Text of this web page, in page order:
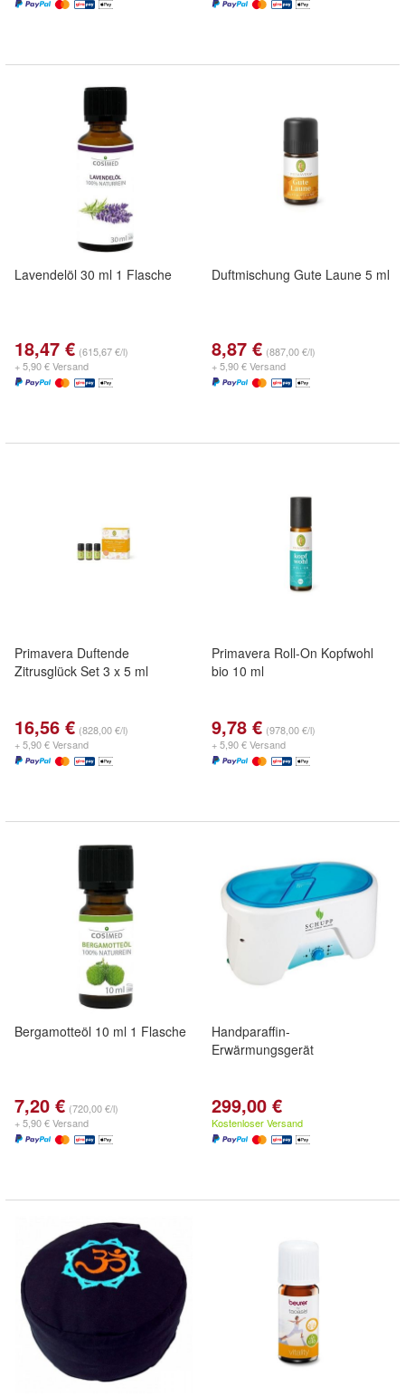
Lavendelöl 30 ml 1 Flasche
18,47 € (615,67 €/l)
+ 5,90 € Versand
Duftmischung Gute Laune 5 ml
8,87 € (887,00 €/l)
+ 5,90 € Versand
Primavera Duftende
Zitrusglück Set 3 x 5 ml
16,56 € (828,00 €/l)
+ 5,90 € Versand
Primavera Roll-On Kopfwohl
bio 10 ml
9,78 € (978,00 €/l)
+ 5,90 € Versand
Bergamotteöl 10 ml 1 Flasche
7,20 € (720,00 €/l)
+ 5,90 € Versand
Handparaffin-
Erwärmungsgerät
299,00 €
Kostenloser Versand